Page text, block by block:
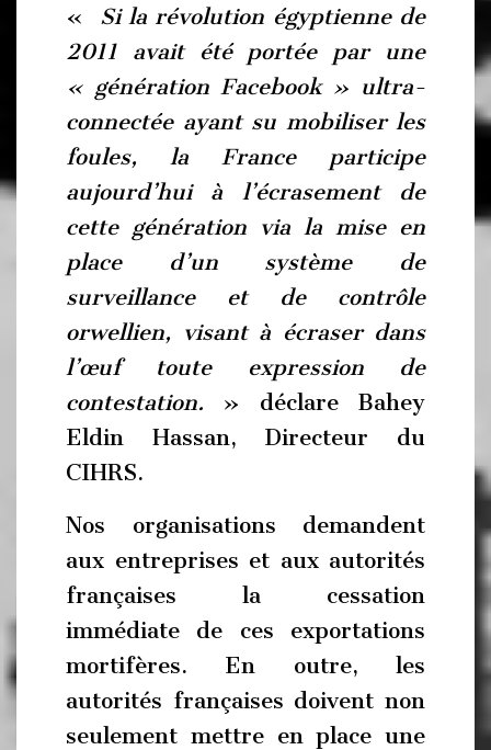
« Si la révolution égyptienne de
2011 avait été portée par une
« génération Facebook » ultra-
connectée ayant su mobiliser les
foules, la France participe
aujourd’hui à l’écrasement de
cette génération via la mise en
place d’un système de
surveillance et de contrôle
orwellien, visant à écraser dans
l’œuf toute expression de
contestation. » déclare Bahey
Eldin Hassan, Directeur du
CIHRS.
Nos organisations demandent
aux entreprises et aux autorités
françaises la cessation
immédiate de ces exportations
mortifères. En outre, les
autorités françaises doivent non
seulement mettre en place une